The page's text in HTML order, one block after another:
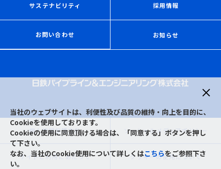
サステナビリティ 採用情報
お問い合わせ お知らせ
個人情報保護方針 ソーシャルメディアポリシー
サイトご利用にあたって クッキーの使用について
当社のウェブサイトは、利便性及び品質の維持・向上を目的に、
Cookieを使用しております。
Cookieの使用に同意頂ける場合は、「同意する」ボタンを押し
て下さい。
なお、当社のCookie使用について詳しくはこちらをご参照下さ
い。